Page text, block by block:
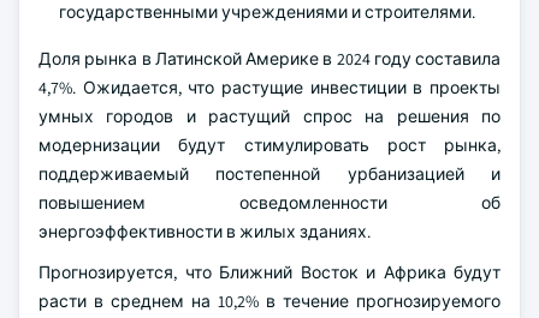
государственными учреждениями и строителями.
Доля рынка в Латинской Америке в 2024 году составила
4,7%. Ожидается, что растущие инвестиции в проекты
умных городов и растущий спрос на решения по
модернизации будут стимулировать рост рынка,
поддерживаемый постепенной урбанизацией и
повышением осведомленности об
энергоэффективности в жилых зданиях.
Прогнозируется, что Ближний Восток и Африка будут
расти в среднем на 10,2% в течение прогнозируемого